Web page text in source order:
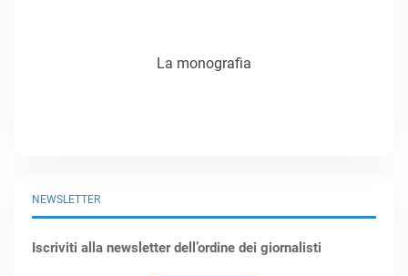
NEWSLETTER
Iscriviti alla newsletter dell’ordine dei giornalisti
La monografia